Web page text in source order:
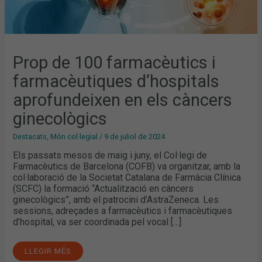
Prop de 100 farmacèutics i
farmacèutiques d’hospitals
aprofundeixen en els càncers
ginecològics
Destacats, Món col·legial / 9 de juliol de 2024
Els passats mesos de maig i juny, el Col·legi de
Farmacèutics de Barcelona (COFB) va organitzar, amb la
col·laboració de la Societat Catalana de Farmàcia Clínica
(SCFC) la formació “Actualització en càncers
ginecològics”, amb el patrocini d’AstraZeneca. Les
sessions, adreçades a farmacèutics i farmacèutiques
d’hospital, va ser coordinada pel vocal […]
LLEGIR MÉS